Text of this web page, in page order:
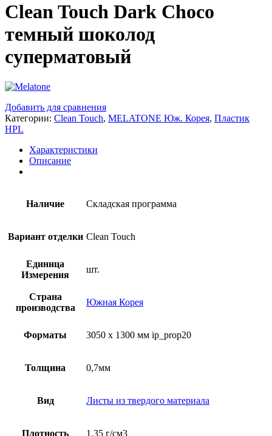
Clean Touch Dark Choco
темный шоколод
суперматовый
Добавить для сравнения
Категории: Clean Touch, MELATONE Юж. Корея, Пластик
HPL
Характеристики
Описание
Наличие Складская программа
Вариант отделки Clean Touch
Единица
Измерения
шт.
Страна
производства
Южная Корея
Форматы 3050 x 1300 мм ip_prop20
Толщина 0,7мм
Вид Листы из твердого материала
Плотность 1.35 г/см3